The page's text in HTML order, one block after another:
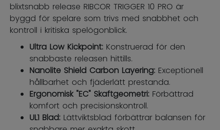
blixtsnabb release RIBCOR TRIGGER 10 PRO är
byggd för spelare som trivs med snabbhet och
kontroll i kritiska spelögonblick.
Ultra Low Kickpoint: Konstruerad för den
snabbaste releasen hittills.
Nanolite Shield Carbon Layering: Exceptionell
hållbarhet och fjäderlätt prestanda.
Ergonomisk "EC" Skaftgeometri: Förbättrad
komfort och precisionskontroll.
UL1 Blad: Lättviktsblad förbättrar balansen för